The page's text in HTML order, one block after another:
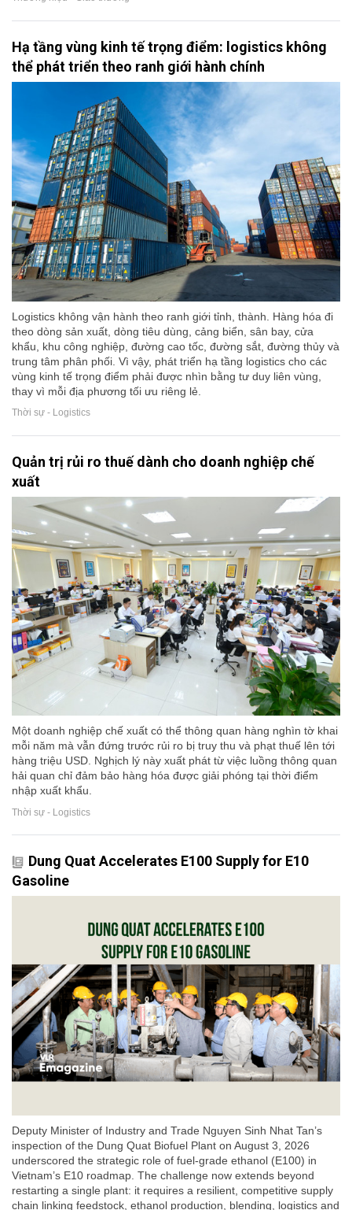
Hạ tầng vùng kinh tế trọng điểm: logistics không
thể phát triển theo ranh giới hành chính
Logistics không vận hành theo ranh giới tỉnh, thành. Hàng hóa đi
theo dòng sản xuất, dòng tiêu dùng, cảng biển, sân bay, cửa
khẩu, khu công nghiệp, đường cao tốc, đường sắt, đường thủy và
trung tâm phân phối. Vì vậy, phát triển hạ tầng logistics cho các
vùng kinh tế trọng điểm phải được nhìn bằng tư duy liên vùng,
thay vì mỗi địa phương tối ưu riêng lẻ.
Thời sự - Logistics
Quản trị rủi ro thuế dành cho doanh nghiệp chế
xuất
Một doanh nghiệp chế xuất có thể thông quan hàng nghìn tờ khai
mỗi năm mà vẫn đứng trước rủi ro bị truy thu và phạt thuế lên tới
hàng triệu USD. Nghịch lý này xuất phát từ việc luồng thông quan
hải quan chỉ đảm bảo hàng hóa được giải phóng tại thời điểm
nhập xuất khẩu.
Thời sự - Logistics
Dung Quat Accelerates E100 Supply for E10
Gasoline
Deputy Minister of Industry and Trade Nguyen Sinh Nhat Tan’s
inspection of the Dung Quat Biofuel Plant on August 3, 2026
underscored the strategic role of fuel-grade ethanol (E100) in
Vietnam’s E10 roadmap. The challenge now extends beyond
restarting a single plant: it requires a resilient, competitive supply
chain linking feedstock, ethanol production, blending, logistics and